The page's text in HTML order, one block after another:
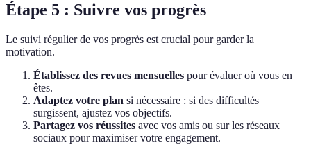
Étape 5 : Suivre vos progrès
Le suivi régulier de vos progrès est crucial pour garder la
motivation.
Établissez des revues mensuelles pour évaluer où vous en
êtes.
Adaptez votre plan si nécessaire : si des difficultés
surgissent, ajustez vos objectifs.
Partagez vos réussites avec vos amis ou sur les réseaux
sociaux pour maximiser votre engagement.